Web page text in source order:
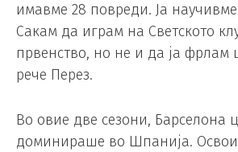
имавме 28 повреди. Ја научивме
Сакам да играм на Светското
првенство, но не и да ја фрлам
рече Перез.
Во овие две сезони, Барселона
доминираше во Шпанија. Освои